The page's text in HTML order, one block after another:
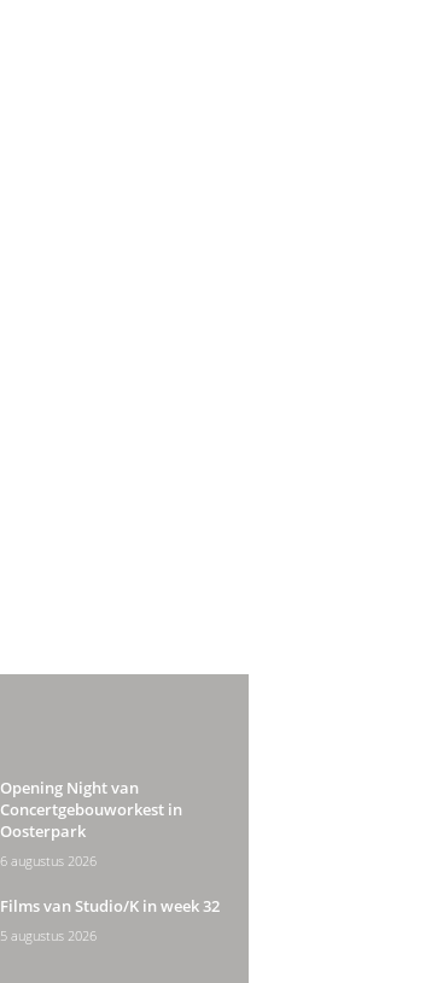
Opening Night van
Concertgebouworkest in
Oosterpark
6 augustus 2026
Films van Studio/K in week 32
5 augustus 2026